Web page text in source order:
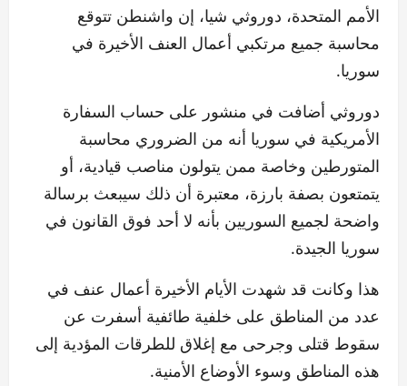
الأمم المتحدة، دوروثي شيا، إن واشنطن تتوقع
محاسبة جميع مرتكبي أعمال العنف الأخيرة في
سوريا.
دوروثي أضافت في منشور على حساب السفارة
الأمريكية في سوريا أنه من الضروري محاسبة
المتورطين وخاصة ممن يتولون مناصب قيادية، أو
يتمتعون بصفة بارزة، معتبرة أن ذلك سيبعث برسالة
واضحة لجميع السوريين بأنه لا أحد فوق القانون في
سوريا الجيدة.
هذا وكانت قد شهدت الأيام الأخيرة أعمال عنف في
عدد من المناطق على خلفية طائفية أسفرت عن
سقوط قتلى وجرحى مع إغلاق للطرقات المؤدية إلى
هذه المناطق وسوء الأوضاع الأمنية.